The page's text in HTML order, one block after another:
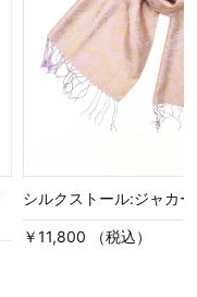
シルクストール:ジャカ
￥11,800 （税込）